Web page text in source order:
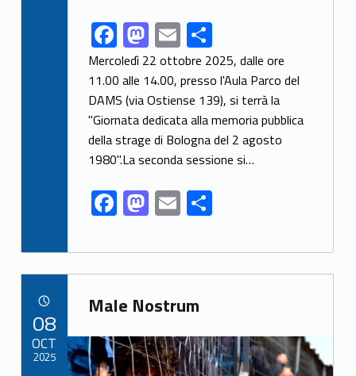
Link identifier share facebook archive #share-link-archive-75725F
ac
e
b
o
o
k
M
as
to
d
o
n
E
m
ai
l
S
h
ar
e
Mercoledì 22 ottobre 2025, dalle ore
11.00 alle 14.00, presso l'Aula Parco del
DAMS (via Ostiense 139), si terrà la
"Giornata dedicata alla memoria pubblica
della strage di Bologna del 2 agosto
1980".La seconda sessione si…
F
ac
e
b
o
o
k
M
as
to
d
o
n
E
m
ai
l
S
ar
e
Link identifier archive #link-archive-1129
Male Nostrum
Link identifier archive #link-archive-thumb-soap-95665
08
OCT
2025